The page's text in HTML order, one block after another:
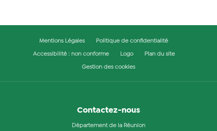
Mentions Légales Politique de confidentialité
Accessibilité : non conforme Logo Plan du site
Gestion des cookies
Contactez-nous
Département de la Réunion